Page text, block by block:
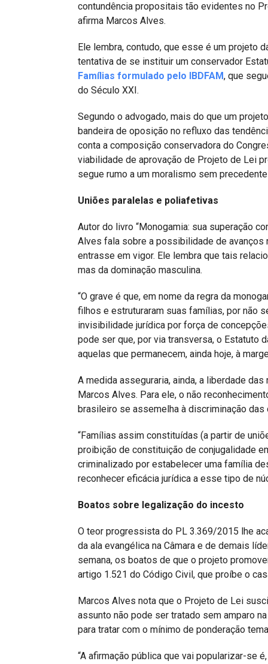
contundência propositais tão evidentes no
afirma Marcos Alves.
Ele lembra, contudo, que esse é um projeto
tentativa de se instituir um conservador
Famílias formulado pelo IBDFAM, que
do Século XXI.
Segundo o advogado, mais do que um
bandeira de oposição no refluxo das
conta a composição conservadora do
viabilidade de aprovação de Projeto de Lei
segue rumo a um moralismo sem
Uniões paralelas e poliafetivas
Autor do livro “Monogamia: sua superação
Alves fala sobre a possibilidade de avanços
entrasse em vigor. Ele lembra que tais
mas da dominação masculina.
“O grave é que, em nome da regra da
filhos e estruturaram suas famílias, por não
invisibilidade jurídica por força de
pode ser que, por via transversa, o Estatuto
aquelas que permanecem, ainda hoje, à
A medida asseguraria, ainda, a liberdade
Marcos Alves. Para ele, o não
brasileiro se assemelha à discriminação
“Famílias assim constituídas (a partir de
proibição de constituição de conjugalidade
criminalizado por estabelecer uma família
reconhecer eficácia jurídica a esse tipo de
Boatos sobre legalização do incesto
O teor progressista do PL 3.369/2015 lhe
da ala evangélica na Câmara e de demais
semana, os boatos de que o projeto
artigo 1.521 do Código Civil, que proíbe o
Marcos Alves nota que o Projeto de Lei
assunto não pode ser tratado sem amparo
para tratar com o mínimo de ponderação
“A afirmação pública que vai popularizar-se